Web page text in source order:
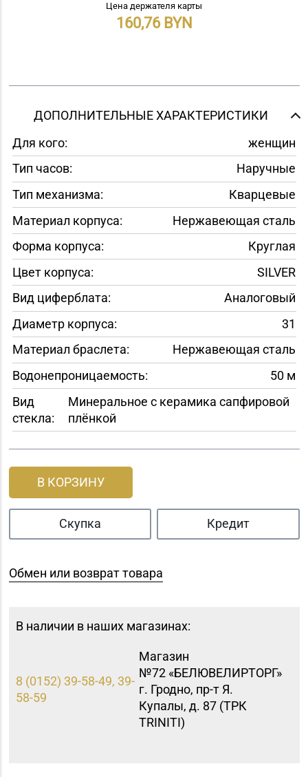
Цена держателя карты
160,76
ДОПОЛНИТЕЛЬНЫЕ ХАРАКТЕРИСТИКИ
Для кого:
женщин
Тип часов:
Наручные
Тип механизма:
Кварцевые
Материал корпуса:
Нержавеющая сталь
Форма корпуса:
Круглая
Цвет корпуса:
SILVER
Вид циферблата:
Аналоговый
Диаметр корпуса:
31
Материал браслета:
Нержавеющая сталь
Водонепроницаемость:
50 м
Вид
стекла:
Минеральное с керамика сапфировой
плёнкой
В КОРЗИНУ
Скупка Кредит
Обмен или возврат товара
В наличии в наших магазинах:
8 (0152) 39-58-49, 39-
58-59
Магазин
№72 «БЕЛЮВЕЛИРТОРГ»
г. Гродно, пр-т Я.
Купалы, д. 87 (ТРК
TRINITI)